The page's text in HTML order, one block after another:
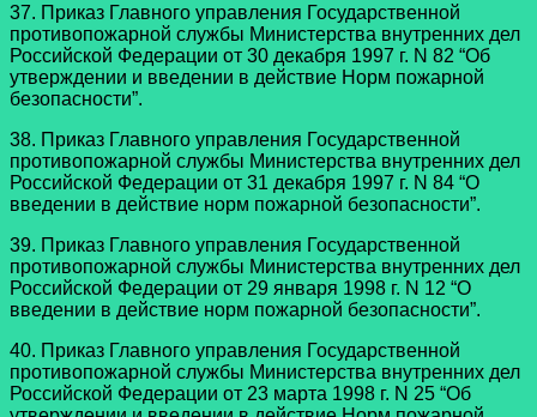
37. Приказ Главного управления Государственной
противопожарной службы Министерства внутренних дел
Российской Федерации от 30 декабря 1997 г. N 82 “Об
утверждении и введении в действие Норм пожарной
безопасности”.
38. Приказ Главного управления Государственной
противопожарной службы Министерства внутренних дел
Российской Федерации от 31 декабря 1997 г. N 84 “О
введении в действие норм пожарной безопасности”.
39. Приказ Главного управления Государственной
противопожарной службы Министерства внутренних дел
Российской Федерации от 29 января 1998 г. N 12 “О
введении в действие норм пожарной безопасности”.
40. Приказ Главного управления Государственной
противопожарной службы Министерства внутренних дел
Российской Федерации от 23 марта 1998 г. N 25 “Об